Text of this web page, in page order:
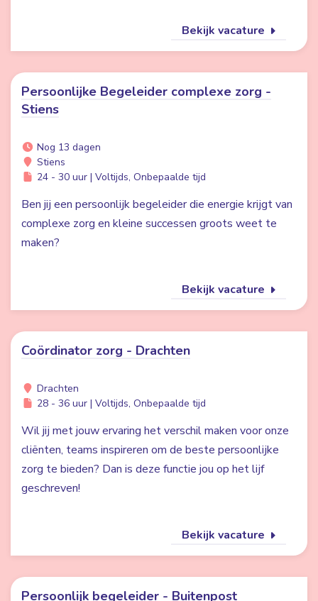
Bekijk vacature
Persoonlijke Begeleider complexe zorg -
Stiens
Nog 13 dagen
Stiens
24 - 30 uur | Voltijds, Onbepaalde tijd
Ben jij een persoonlijk begeleider die energie krijgt van
complexe zorg en kleine successen groots weet te
maken?
Bekijk vacature
Coördinator zorg - Drachten
Drachten
28 - 36 uur | Voltijds, Onbepaalde tijd
Wil jij met jouw ervaring het verschil maken voor onze
cliënten, teams inspireren om de beste persoonlijke
zorg te bieden? Dan is deze functie jou op het lijf
geschreven!
Bekijk vacature
Persoonlijk begeleider - Buitenpost